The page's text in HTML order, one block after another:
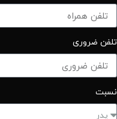
تلفن ضروری
نسبت